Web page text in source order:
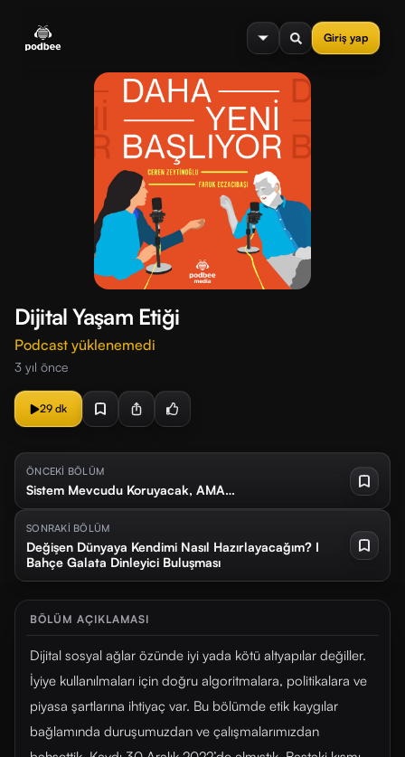
Giriş yap
menu
Dijital Yaşam Etiği
Podcast yüklenemedi
3 yıl önce
29 dk
ÖNCEKİ BÖLÜM
Sistem Mevcudu Koruyacak, AMA…
SONRAKİ BÖLÜM
Değişen Dünyaya Kendimi Nasıl Hazırlayacağım? I
Bahçe Galata Dinleyici Buluşması
BÖLÜM AÇIKLAMASI
Dijital sosyal ağlar özünde iyi yada kötü altyapılar değiller.
İyiye kullanılmaları için doğru algoritmalara, politikalara ve
piyasa şartlarına ihtiyaç var. Bu bölümde etik kaygılar
bağlamında duruşumuzdan ve çalışmalarımızdan